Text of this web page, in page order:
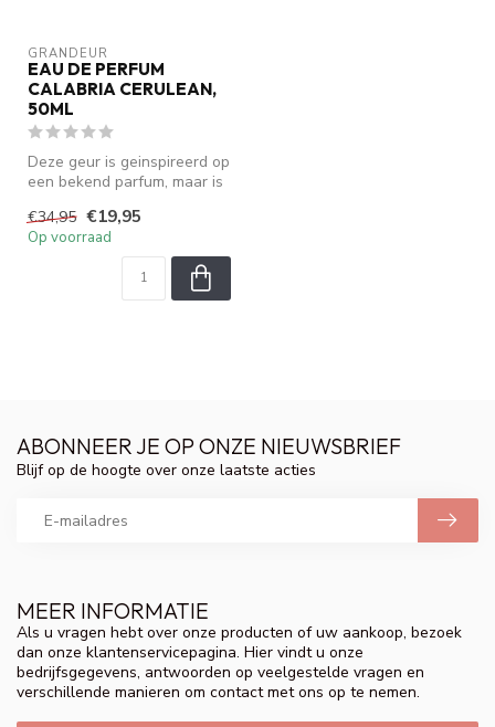
GRANDEUR
EAU DE PERFUM
CALABRIA CERULEAN,
50ML
Deze geur is geinspireerd op
een bekend parfum, maar is
€34,95 €19,95
Op voorraad
MEER INFORMATIE
Als u vragen hebt over onze producten of uw aankoop, bezoek
dan onze klantenservicepagina. Hier vindt u onze
bedrijfsgegevens, antwoorden op veelgestelde vragen en
verschillende manieren om contact met ons op te nemen.
ABONNEER JE OP ONZE NIEUWSBRIEF
Blijf op de hoogte over onze laatste acties